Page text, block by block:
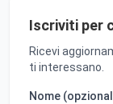
Iscriviti per
Ricevi
ti interessano.
Nome